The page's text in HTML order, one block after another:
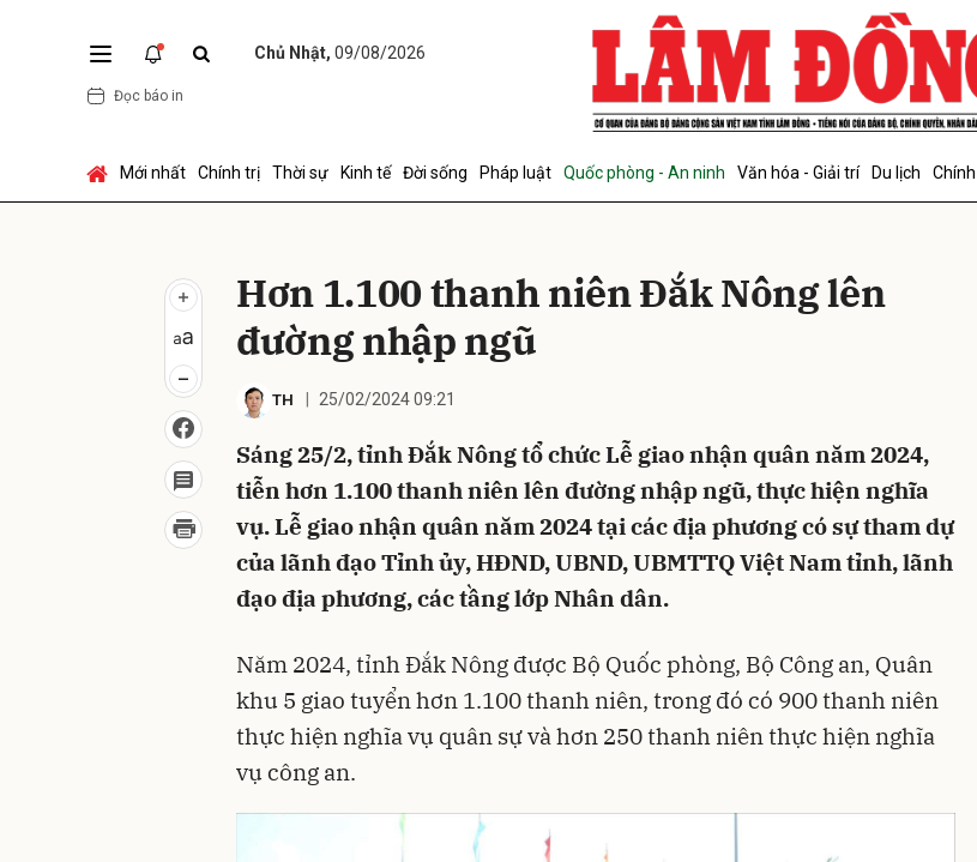
Chủ Nhật, 09/08/2026
Đọc báo in
Mới nhất Chính trị Thời sự Kinh tế Đời sống Pháp luật Quốc phòng - An ninh Văn hóa - Giải trí Du lịch
Hơn 1.100 thanh niên Đắk Nông lên
đường nhập ngũ
TH 25/02/2024 09:21
Sáng 25/2, tỉnh Đắk Nông tổ chức Lễ giao nhận quân năm 2024,
tiễn hơn 1.100 thanh niên lên đường nhập ngũ, thực hiện nghĩa
vụ. Lễ giao nhận quân năm 2024 tại các địa phương có sự tham dự
của lãnh đạo Tỉnh ủy, HĐND, UBND, UBMTTQ Việt Nam tỉnh, lãnh
đạo địa phương, các tầng lớp Nhân dân.
Năm 2024, tỉnh Đắk Nông được Bộ Quốc phòng, Bộ Công an, Quân
khu 5 giao tuyển hơn 1.100 thanh niên, trong đó có 900 thanh niên
thực hiện nghĩa vụ quân sự và hơn 250 thanh niên thực hiện nghĩa
vụ công an.
Gửi bình luận